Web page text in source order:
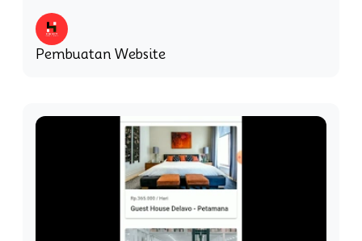
Pembuatan Website